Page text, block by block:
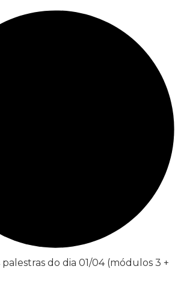
palestras do dia 01/04 (módulos 3 +